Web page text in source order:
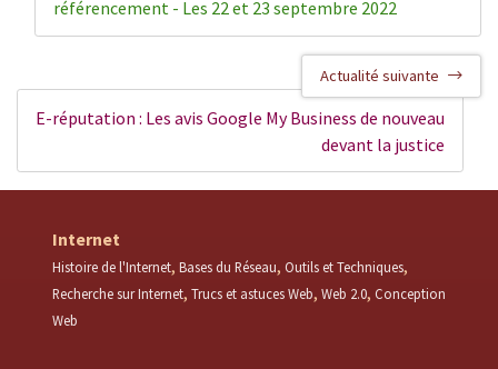
référencement - Les 22 et 23 septembre 2022
Actualité suivante
E-réputation : Les avis Google My Business de nouveau
devant la justice
Internet
Histoire de l'Internet Bases du Réseau Outils et Techniques
Recherche sur Internet Trucs et astuces Web Web 2.0 Conception
Web